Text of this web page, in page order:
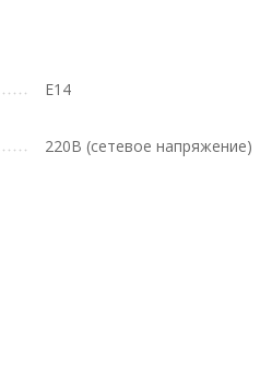
E14
220В (сетевое напряжение)